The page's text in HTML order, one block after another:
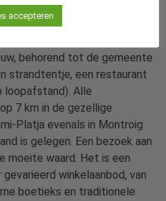
huurders van S43.093 en
van het zwembad. Montroig
behorend tot de gemeente
strandtentje, een restaurant
loopafstand). Alle
7 km in de gezellige
Platja evenals in Montroig
is gelegen. Een bezoek aan
moeite waard. Het is een
winkelaanbod, van
boetieks en traditionele
accepteren